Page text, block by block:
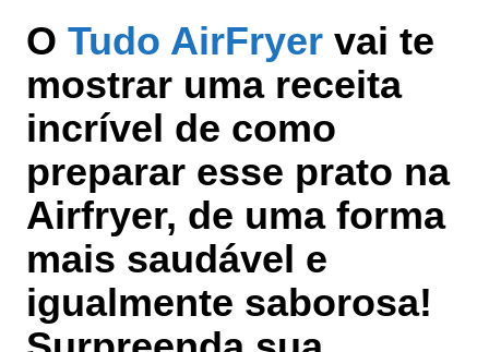
O Tudo AirFryer vai te
mostrar uma receita
incrível de como
preparar esse prato na
Airfryer, de uma forma
mais saudável e
igualmente saborosa!